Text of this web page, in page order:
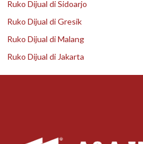
Ruko Dijual di Sidoarjo
Ruko Dijual di Gresik
Ruko Dijual di Malang
Ruko Dijual di Jakarta